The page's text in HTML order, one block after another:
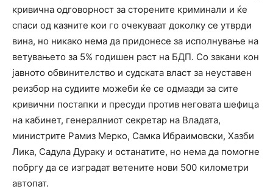
кривична одговорност за сторените криминали и ќе
спаси од казните кои го очекуваат доколку се утврди
вина, но никако нема да придонесе за исполнување на
ветувањето за 5% годишен раст на БДП. Со закани кон
јавното обвинителство и судската власт за неуставен
реизбор на судиите можеби ќе се одмазди за сите
кривични постапки и пресуди против неговата шефица
на кабинет, генералниот секретар на Владата,
министрите Рамиз Мерко, Самка Ибраимовски, Хазби
Лика, Садула Дураку и останатите, но нема да помогне
побргу да се изградат ветените нови 500 километри
автопат.